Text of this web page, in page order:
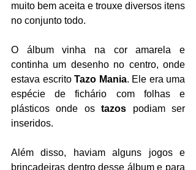
muito bem aceita e trouxe diversos itens
no conjunto todo.
O álbum vinha na cor amarela e
continha um desenho no centro, onde
estava escrito Tazo Mania. Ele era uma
espécie de fichário com folhas e
plásticos onde os tazos podiam ser
inseridos.
Além disso, haviam alguns jogos e
brincadeiras dentro desse álbum e para